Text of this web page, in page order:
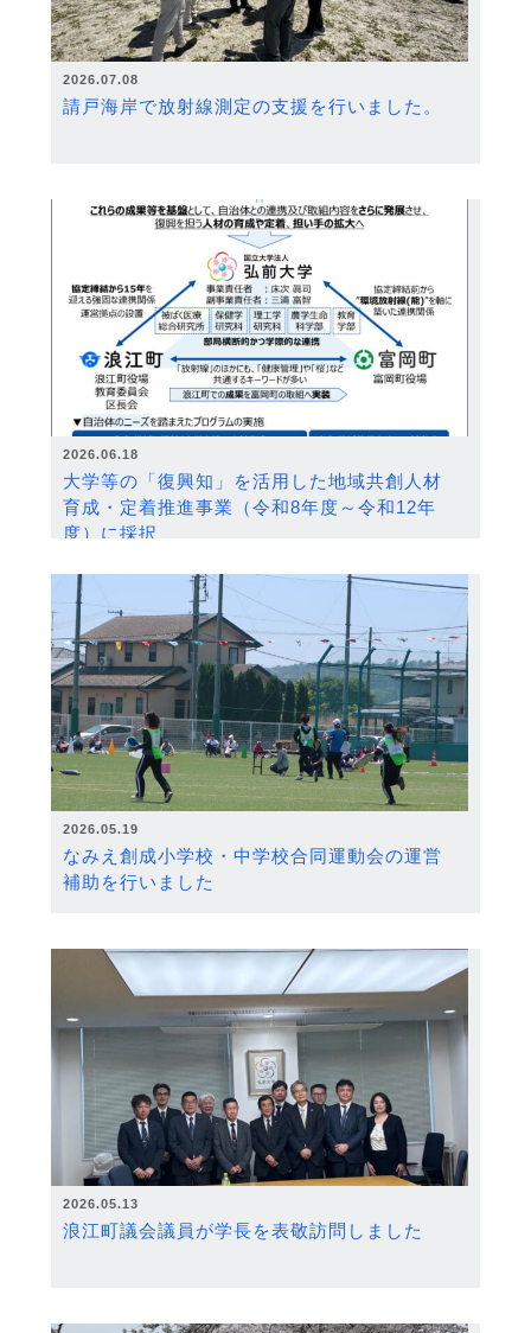
2026.07.08
請戸海岸で放射線測定の支援を行いました。
2026.06.18
大学等の「復興知」を活用した地域共創人材
育成・定着推進事業（令和8年度～令和12年
度）に採択
2026.05.19
なみえ創成小学校・中学校合同運動会の運営
補助を行いました
2026.05.13
浪江町議会議員が学長を表敬訪問しました